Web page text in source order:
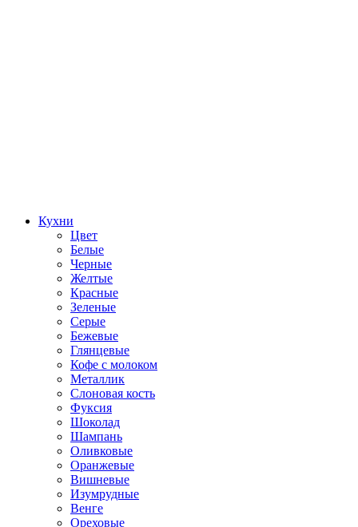
Кухни
Цвет
Белые
Черные
Желтые
Красные
Зеленые
Серые
Бежевые
Глянцевые
Кофе с молоком
Металлик
Слоновая кость
Фуксия
Шоколад
Шампань
Оливковые
Оранжевые
Вишневые
Изумрудные
Венге
Ореховые